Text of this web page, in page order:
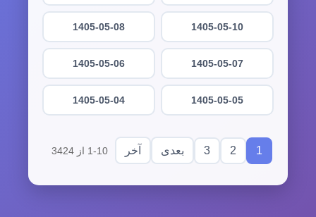
1405-05-10
1405-05-08
1405-05-07
1405-05-06
1405-05-05
1405-05-04
1
2
3 بعدی آخر 1-10 از 3424